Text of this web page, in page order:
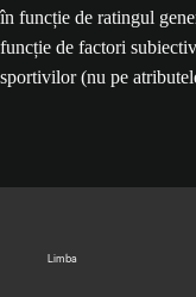
în funcție de ratingul
funcție de factori
sportivilor (nu pe
Limba